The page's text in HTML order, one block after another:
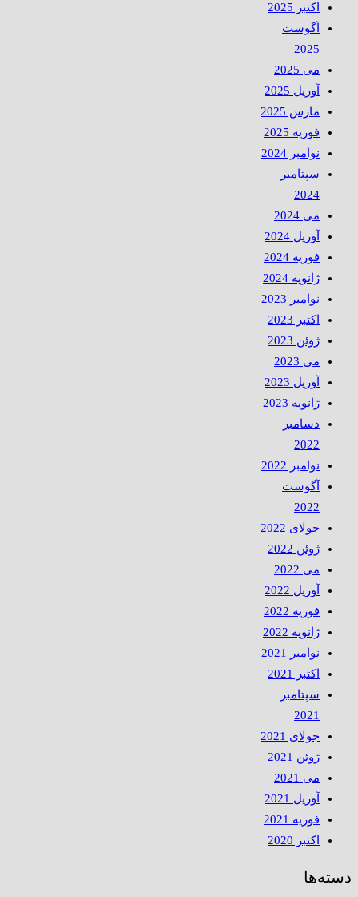
اکتبر 2025
آگوست
2025
می 2025
آوریل 2025
مارس 2025
فوریه 2025
نوامبر 2024
سپتامبر
2024
می 2024
آوریل 2024
فوریه 2024
ژانویه 2024
نوامبر 2023
اکتبر 2023
ژوئن 2023
می 2023
آوریل 2023
ژانویه 2023
دسامبر
2022
نوامبر 2022
آگوست
2022
جولای 2022
ژوئن 2022
می 2022
آوریل 2022
فوریه 2022
ژانویه 2022
نوامبر 2021
اکتبر 2021
سپتامبر
2021
جولای 2021
ژوئن 2021
می 2021
آوریل 2021
فوریه 2021
اکتبر 2020
دسته‌ها